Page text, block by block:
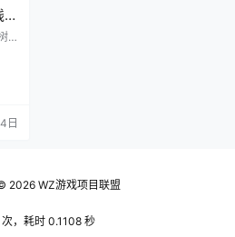
日
2026WZ游戏项目联盟
，耗时 0.1108 秒